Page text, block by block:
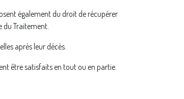
également du droit de récupérer
du Traitement.
après leur décès.
être satisfaits en tout ou en partie.